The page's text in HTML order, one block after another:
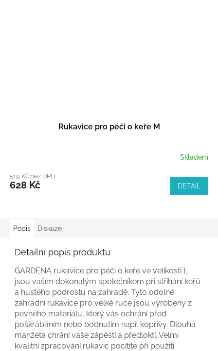
Rukavice pro péči o keře M
Skladem
519 Kč bez DPH
628 Kč DETAIL
Popis Diskuze
Detailní popis produktu
GARDENA rukavice pro péči o keře ve velikosti L
jsou vaším dokonalým společníkem při stříhání keřů
a hustého podrostu na zahradě. Tyto odolné
zahradní rukavice pro velké ruce jsou vyrobeny z
pevného materiálu, který vás ochrání před
poškrábáním nebo bodnutím např. kopřivy. Dlouhá
manžeta chrání vaše zápěstí a předloktí. Velmi
kvalitní zpracování rukavic pocítíte při použití